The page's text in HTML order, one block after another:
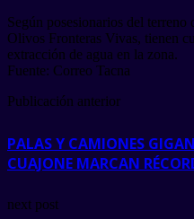
Según posesionarios del
Olivos Fronteras Vivas, tienen
extracción de agua en la zona.
Fuente: Correo Tacna
Publicación anterior
PALAS Y CAMIONES
CUAJONE MARCAN
next post